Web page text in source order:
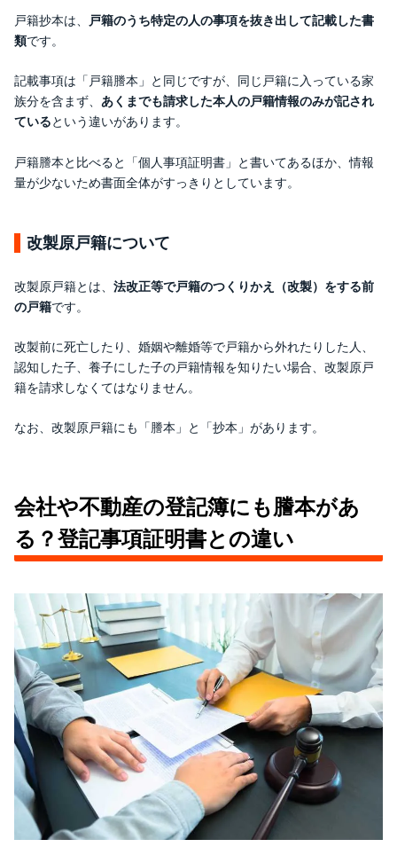
戸籍抄本は、
戸籍のうち特定の人の事項を抜き出して記載した書
類です。
記載事項は「戸籍謄本」と同じですが、同じ戸籍に入っている家
族分を含まず、 あくまでも請求した本人の戸籍情報のみが記され
ているという違いがあります。
戸籍謄本と比べると「個人事項証明書」と書いてあるほか、情報
量が少ないため書面全体がすっきりとしています。
改製原戸籍について
改製原戸籍とは、 法改正等で戸籍のつくりかえ（改製）をする前
の戸籍です。
改製前に死亡したり、婚姻や離婚等で戸籍から外れたりした人、
認知した子、養子にした子の戸籍情報を知りたい場合、改製原戸
籍を請求しなくてはなりません。
なお、改製原戸籍にも「謄本」と「抄本」があります。
会社や不動産の登記簿にも謄本があ
る？登記事項証明書との違い